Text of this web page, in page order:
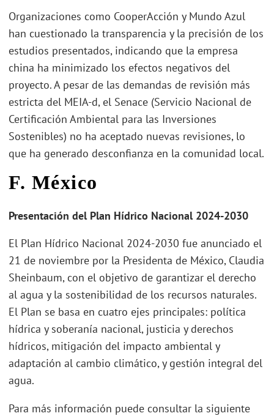
Organizaciones como CooperAcción y Mundo Azul
han cuestionado la transparencia y la precisión de los
estudios presentados, indicando que la empresa
china ha minimizado los efectos negativos del
proyecto. A pesar de las demandas de revisión más
estricta del MEIA-d, el Senace (Servicio Nacional de
Certificación Ambiental para las Inversiones
Sostenibles) no ha aceptado nuevas revisiones, lo
que ha generado desconfianza en la comunidad local.
F. México
Presentación del Plan Hídrico Nacional 2024-2030
El Plan Hídrico Nacional 2024-2030 fue anunciado el
21 de noviembre por la Presidenta de México, Claudia
Sheinbaum, con el objetivo de garantizar el derecho
al agua y la sostenibilidad de los recursos naturales.
El Plan se basa en cuatro ejes principales: política
hídrica y soberanía nacional, justicia y derechos
hídricos, mitigación del impacto ambiental y
adaptación al cambio climático, y gestión integral del
agua.
Para más información puede consultar la siguiente